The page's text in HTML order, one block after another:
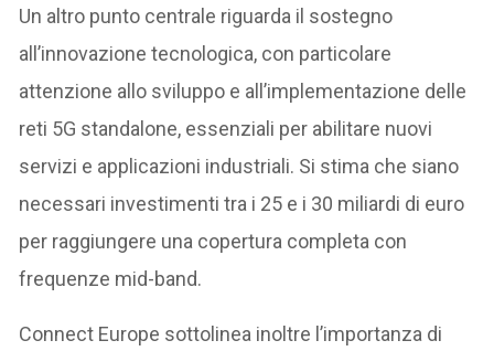
Un altro punto centrale riguarda il sostegno
all’innovazione tecnologica, con particolare
attenzione allo sviluppo e all’implementazione delle
reti 5G standalone, essenziali per abilitare nuovi
servizi e applicazioni industriali. Si stima che siano
necessari investimenti tra i 25 e i 30 miliardi di euro
per raggiungere una copertura completa con
frequenze mid-band. ​
Connect Europe sottolinea inoltre l’importanza di